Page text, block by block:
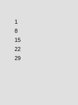
1
8
15
22
29